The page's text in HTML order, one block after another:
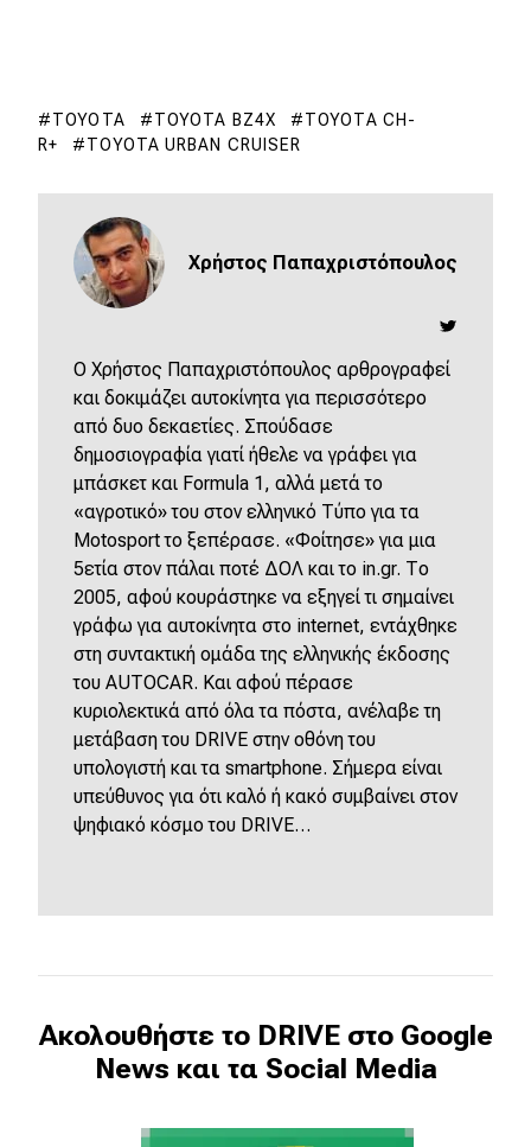
TOYOTA TOYOTA BZ4X
TOYOTA CH-
R+
TOYOTA URBAN CRUISER
Χρήστος Παπαχριστόπουλος
O Χρήστος Παπαχριστόπουλος αρθρογραφεί
και δοκιμάζει αυτοκίνητα για περισσότερο
από δυο δεκαετίες. Σπούδασε
δημοσιογραφία γιατί ήθελε να γράφει για
μπάσκετ και Formula 1, αλλά μετά το
«αγροτικό» του στον ελληνικό Τύπο για τα
Motosport το ξεπέρασε. «Φοίτησε» για μια
5ετία στον πάλαι ποτέ ΔΟΛ και το in.gr. Το
2005, αφού κουράστηκε να εξηγεί τι σημαίνει
γράφω για αυτοκίνητα στο internet, εντάχθηκε
στη συντακτική ομάδα της ελληνικής έκδοσης
του AUTOCAR. Και αφού πέρασε
κυριολεκτικά από όλα τα πόστα, ανέλαβε τη
μετάβαση του DRIVE στην οθόνη του
υπολογιστή και τα smartphone. Σήμερα είναι
υπεύθυνος για ότι καλό ή κακό συμβαίνει στον
ψηφιακό κόσμο του DRIVE…
Ακολουθήστε το DRIVE στο Google
News και τα Social Media